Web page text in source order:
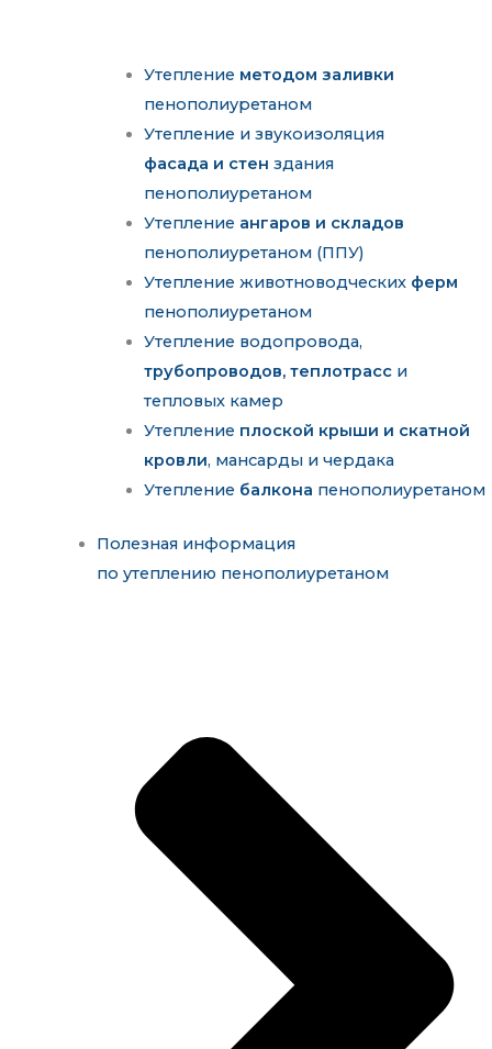
Утепление методом заливки
пенополиуретаном
Утепление и звукоизоляция
фасада и стен здания
пенополиуретаном
Утепление ангаров и складов
пенополиуретаном (ППУ)
Утепление животноводческих ферм
пенополиуретаном
Утепление водопровода,
трубопроводов, теплотрасс и
тепловых камер
Утепление плоской крыши и скатной
кровли, мансарды и чердака
Утепление балкона пенополиуретаном
Полезная информация
по утеплению пенополиуретаном